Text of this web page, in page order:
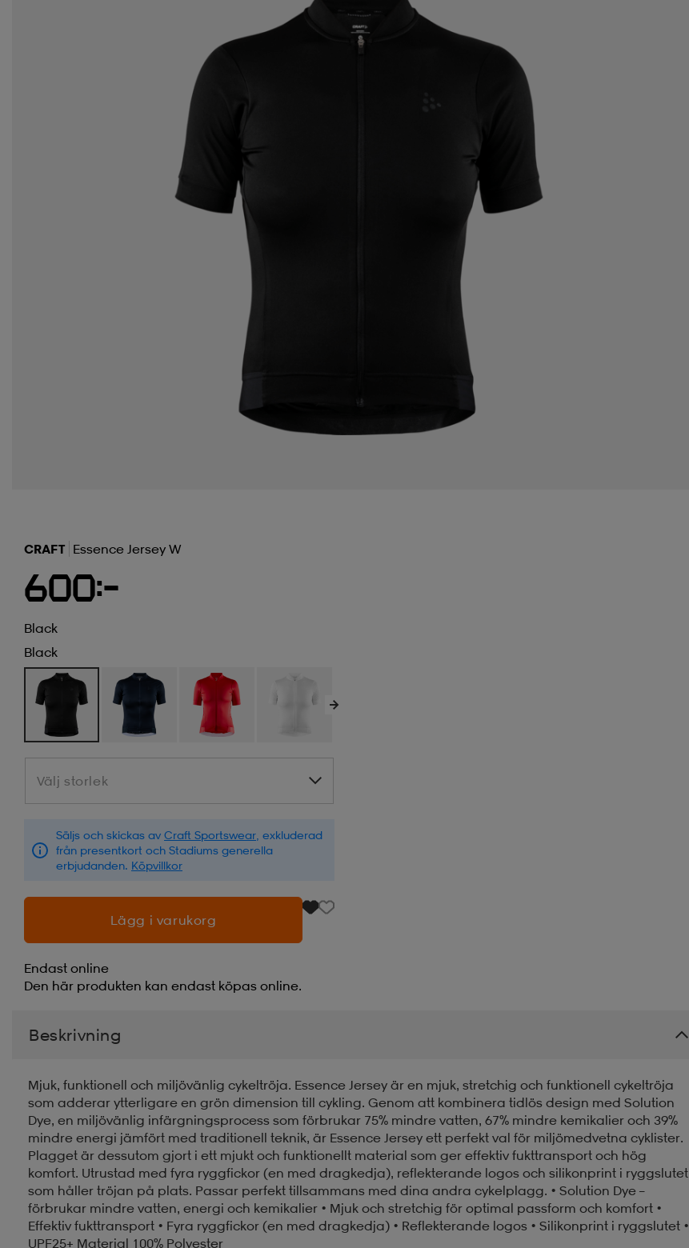
CRAFT Essence Jersey W
600:-
Black
Black
Välj storlek
Välj storlek
Säljs och skickas av Craft Sportswear , exkluderad
från presentkort och Stadiums generella
erbjudanden. Köpvillkor
Lägg i varukorg
Endast online
Den här produkten kan endast köpas online.
Beskrivning
Mjuk, funktionell och miljövänlig cykeltröja. Essence Jersey är en mjuk, stretchig och funktionell cykeltröja
som adderar ytterligare en grön dimension till cykling. Genom att kombinera tidlös design med Solution
Dye, en miljövänlig infärgningsprocess som förbrukar 75% mindre vatten, 67% mindre kemikalier och 39%
mindre energi jämfört med traditionell teknik, är Essence Jersey ett perfekt val för miljömedvetna cyklister.
Plagget är dessutom gjort i ett mjukt och funktionellt material som ger effektiv fukttransport och hög
komfort. Utrustad med fyra ryggfickor (en med dragkedja), reflekterande logos och silikonprint i ryggslutet
som håller tröjan på plats. Passar perfekt tillsammans med dina andra cykelplagg. • Solution Dye –
förbrukar mindre vatten, energi och kemikalier • Mjuk och stretchig för optimal passform och komfort •
Effektiv fukttransport • Fyra ryggfickor (en med dragkedja) • Reflekterande logos • Silikonprint i ryggslutet •
UPF25+ Material 100% Polyester